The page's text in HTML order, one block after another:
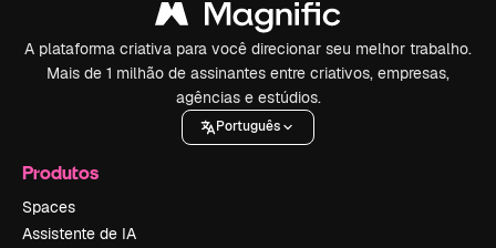
A plataforma criativa para você direcionar seu melhor trabalho.
Mais de 1 milhão de assinantes entre criativos, empresas,
agências e estúdios.
Português
Produtos
Spaces
Assistente de IA